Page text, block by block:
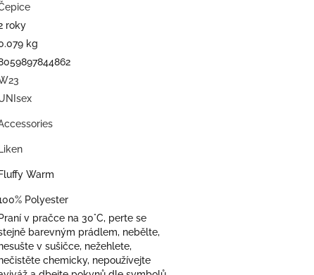
roky
kg
Warm
Polyester
v pračce na 30°C, perte se
barevným prádlem, nebělte,
v sušičce, nežehlete,
chemicky, nepoužívejte